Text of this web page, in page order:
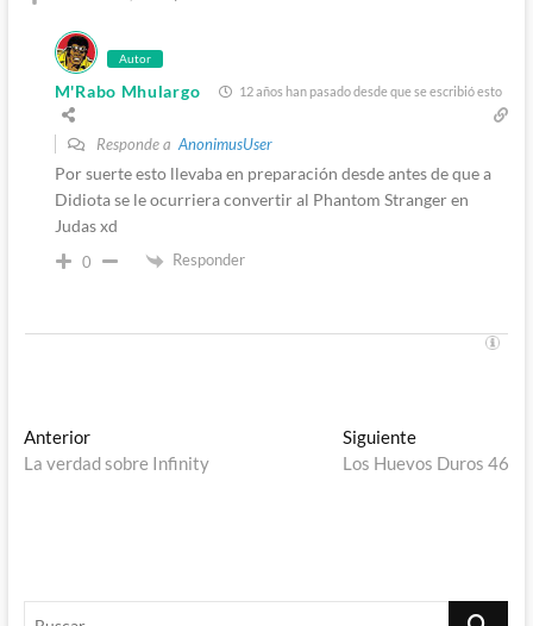
Autor
M'Rabo Mhulargo 12 años han pasado desde que se escribió esto
Responde aAnonimusUser
Por suerte esto llevaba en preparación desde antes de que a
Didiota se le ocurriera convertir al Phantom Stranger en
Judas xd
0 Responder
Navegación
de
AnteriorEntrada
anterior:
La verdad sobre Infinity
SiguienteEntrada
siguiente:
Los Huevos Duros 46
Buscar